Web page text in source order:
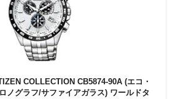
COLLECTION CB5874-90A (エコ・
ノグラフ/サファイアガラス) ワールドタ